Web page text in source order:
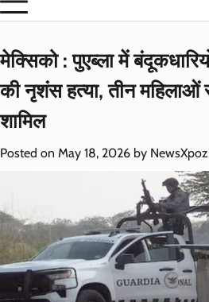
मेक्सिको : पुएब्ला में
की नृशंस हत्या, तीन महिलाओं
शामिल
Posted on May 18, 2026 by NewsXpoz